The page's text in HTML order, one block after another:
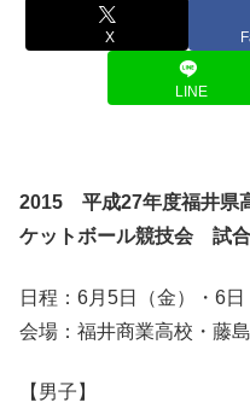
X
LINE
2015 平成27年度福井県
ケットボール競技会 試合
日程：6月5日（金）・6日
会場：福井商業高校・藤
【男子】